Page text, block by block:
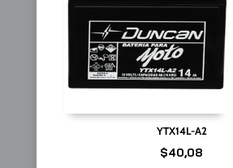
YTX14L-A2
$40,08